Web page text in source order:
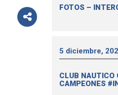
FOTOS –
5 diciembre,
CLUB NAUTICO
CAMPEONES